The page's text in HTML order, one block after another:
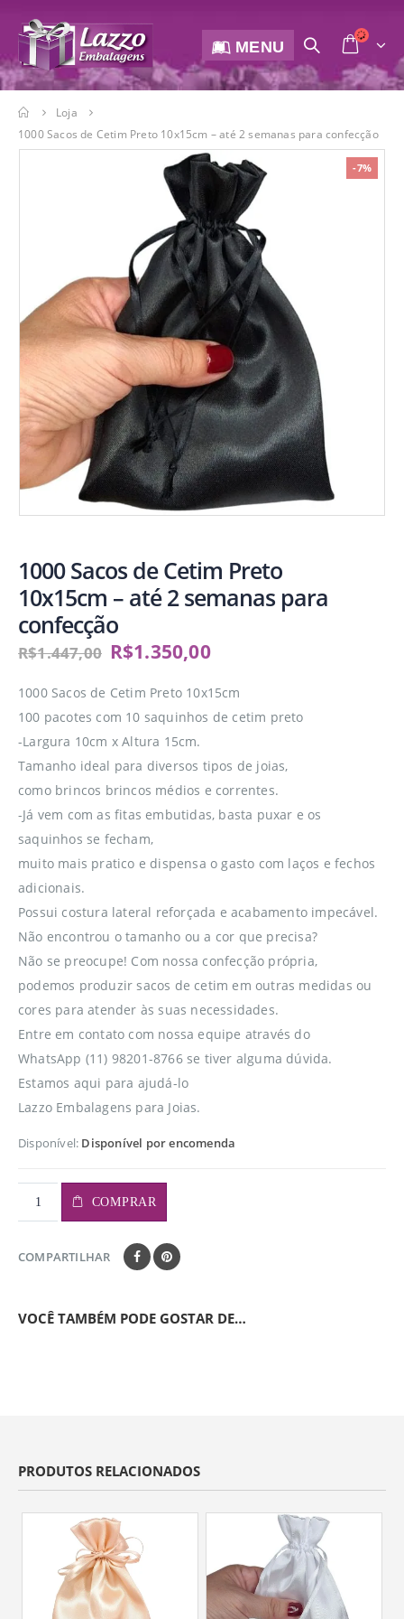
MENU
Loja
1000 Sacos de Cetim Preto 10x15cm – até 2 semanas para confecção
-7%
1000 Sacos de Cetim Preto
10x15cm – até 2 semanas para
confecção
R$1.447,00 R$1.350,00
1000 Sacos de Cetim Preto 10x15cm
100 pacotes com 10 saquinhos de cetim preto
-Largura 10cm x Altura 15cm.
Tamanho ideal para diversos tipos de joias,
como brincos brincos médios e correntes.
-Já vem com as fitas embutidas, basta puxar e os
saquinhos se fecham,
muito mais pratico e dispensa o gasto com laços e fechos
adicionais.
Possui costura lateral reforçada e acabamento impecável.
Não encontrou o tamanho ou a cor que precisa?
Não se preocupe! Com nossa confecção própria,
podemos produzir sacos de cetim em outras medidas ou
cores para atender às suas necessidades.
Entre em contato com nossa equipe através do
WhatsApp (11) 98201-8766 se tiver alguma dúvida.
Estamos aqui para ajudá-lo
Lazzo Embalagens para Joias.
Disponível: Disponível por encomenda
COMPRAR
COMPARTILHAR
VOCÊ TAMBÉM PODE GOSTAR DE…
PRODUTOS RELACIONADOS